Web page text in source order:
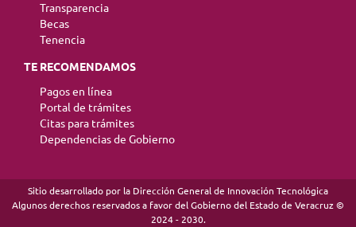
Transparencia
Becas
Tenencia
TE RECOMENDAMOS
Pagos en línea
Portal de trámites
Citas para trámites
Dependencias de Gobierno
Sitio desarrollado por la Dirección General de Innovación Tecnológica
Algunos derechos reservados a favor del Gobierno del Estado de Veracruz ©
2024 - 2030.